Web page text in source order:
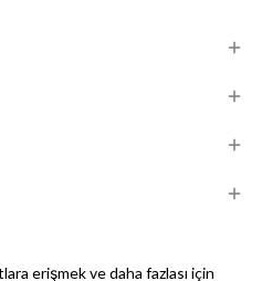
erişmek ve daha fazlası için